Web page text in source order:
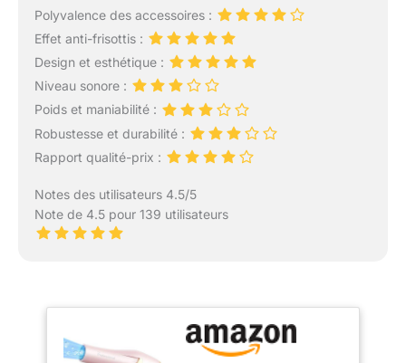
Polyvalence des accessoires :
Effet anti-frisottis :
Design et esthétique :
Niveau sonore :
Poids et maniabilité :
Robustesse et durabilité :
Rapport qualité-prix :
Notes des utilisateurs 4.5/5
Note de 4.5 pour 139 utilisateurs